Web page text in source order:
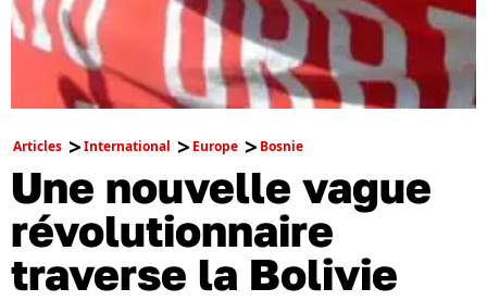
Articles International Europe Bosnie
Une nouvelle vague
révolutionnaire
traverse la Bolivie